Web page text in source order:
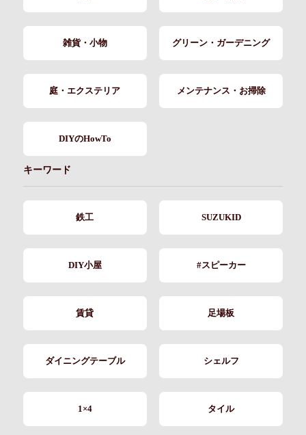
雑貨・小物 グリーン・ガーデニング
庭・エクステリア メンテナンス・お掃除
DIYのHowTo
キーワード
鉄工 SUZUKID
DIY小屋 #スピーカー
賃貸 足場板
ダイニングテーブル シェルフ
1×4 タイル